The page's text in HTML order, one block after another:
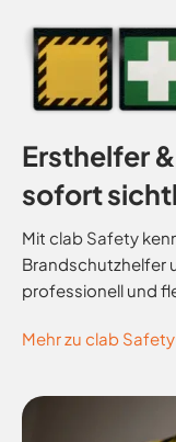
Ersthelfer
sofort
Mit clab Safety
Brandschutzhelfer
professionell und
Mehr zu clab Safety